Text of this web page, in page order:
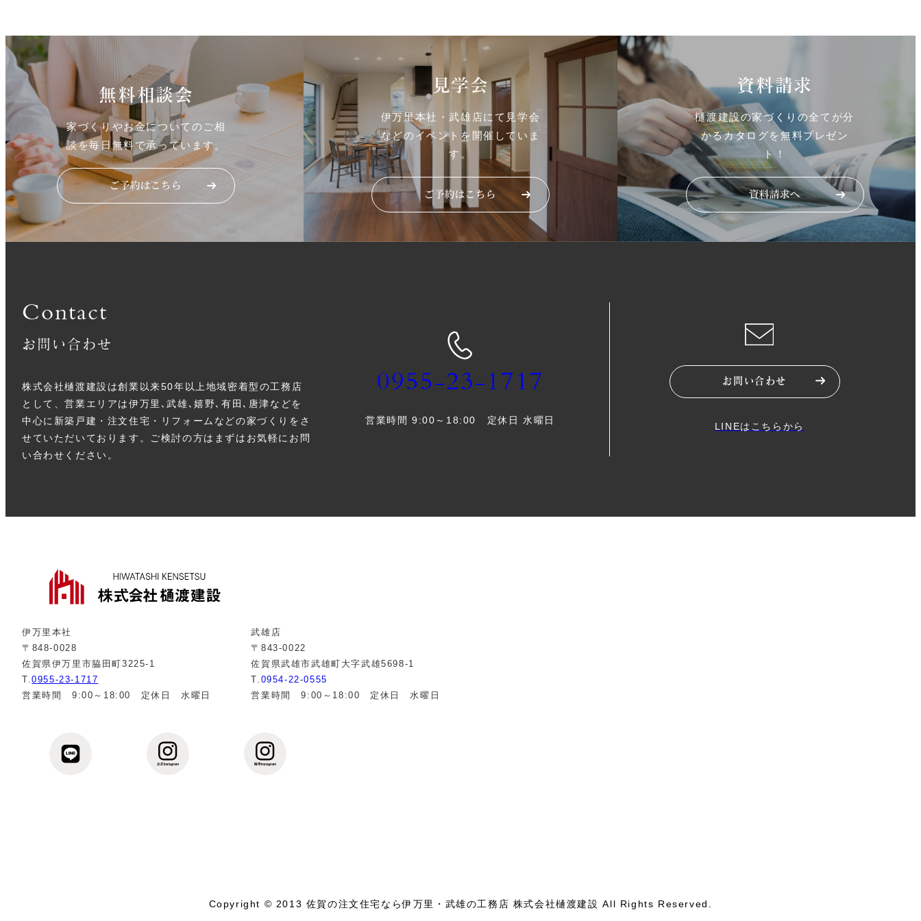
ジ
送
り
無料相談会
家づくりやお金についてのご相
談を毎日無料で承っています。
見学会
伊万里本社・武雄店にて見学会
などのイベントを開催していま
す。
資料請求
樋渡建設の家づくりの全てが分
かるカタログを無料プレゼン
ト！
Contact
お問い合わせ
株式会社樋渡建設は創業以来50年以上地域密着型の工務店
として、営業エリアは伊万里､武雄､嬉野､有田､唐津などを
中心に新築戸建・注文住宅・リフォームなどの家づくりをさ
せていただいております。ご検討の方はまずはお気軽にお問
い合わせください。
0955-23-1717
営業時間 9:00～18:00 定休日 水曜日
お問い合わせ
LINEはこちらから
伊万里本社
〒848-0028
佐賀県伊万里市脇田町3225-1
T.0955-23-1717
営業時間 9:00～18:00 定休日 水曜日
武雄店
〒843-0022
佐賀県武雄市武雄町大字武雄5698-1
T. 0954-22-0555
営業時間 9:00～18:00 定休日 水曜日
Copyright © 2013 佐賀の注文住宅なら伊万里・武雄の工務店 株式会社樋渡建設 All Rights Reserved.